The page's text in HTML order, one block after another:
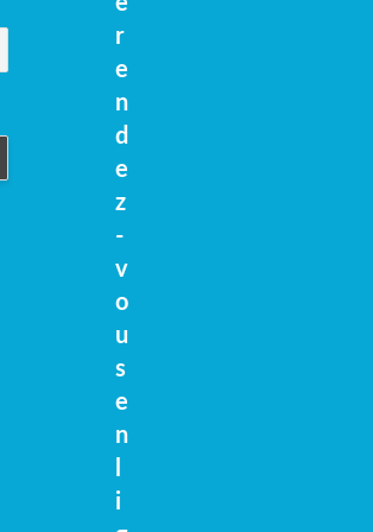
r
e
n
d
e
z
-
v
o
u
s
e
n
i